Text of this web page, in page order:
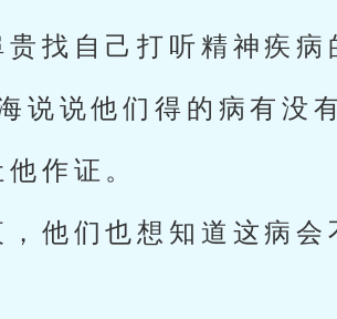
找自己打听精神疾病
说说他们得的病有没
作证。
他们也想知道这病会